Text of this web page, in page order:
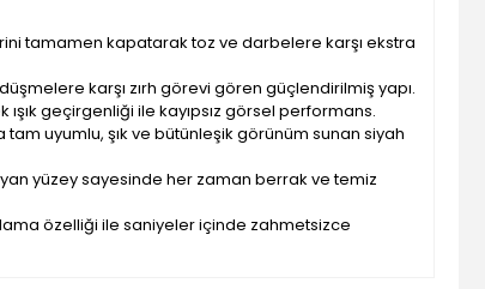
tamamen kapatarak toz ve darbelere karşı ekstra
karşı zırh görevi gören güçlendirilmiş yapı.
geçirgenliği ile kayıpsız görsel performans.
tam uyumlu, şık ve bütünleşik görünüm sunan siyah
yüzey sayesinde her zaman berrak ve temiz
özelliği ile saniyeler içinde zahmetsizce